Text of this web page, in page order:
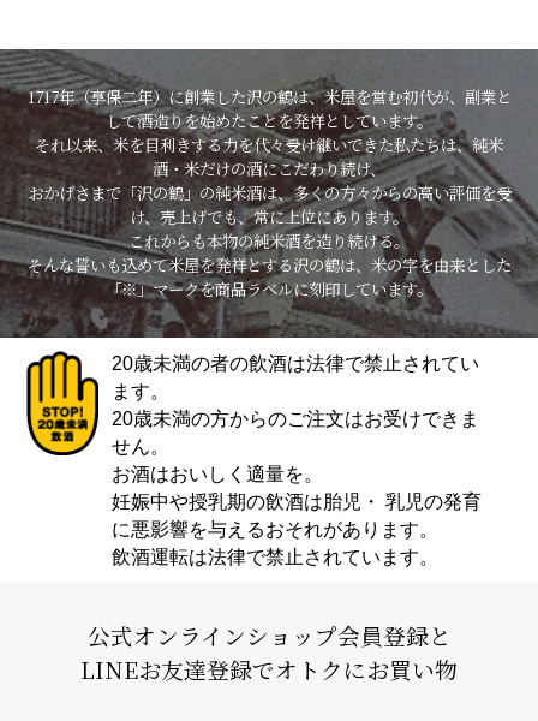
1717年（享保二年）に創業した沢の鶴は、米屋を営む初代が、副業と
して酒造りを始めたことを発祥としています。
それ以来、米を目利きする力を代々受け継いできた私たちは、純米
酒・米だけの酒にこだわり続け、
おかげさまで「沢の鶴」の純米酒は、多くの方々からの高い評価を受
け、売上げでも、常に上位にあります。
これからも本物の純米酒を造り続ける。
そんな誓いも込めて米屋を発祥とする沢の鶴は、米の字を由来とした
「※」マークを商品ラベルに刻印しています。
20歳未満の者の飲酒は法律で禁止されてい
ます。
20歳未満の方からのご注文はお受けできま
せん。
お酒はおいしく適量を。
妊娠中や授乳期の飲酒は胎児・ 乳児の発育
に悪影響を与えるおそれがあります。
飲酒運転は法律で禁止されています。
公式オンラインショップ会員登録と
LINEお友達登録でオトクにお買い物